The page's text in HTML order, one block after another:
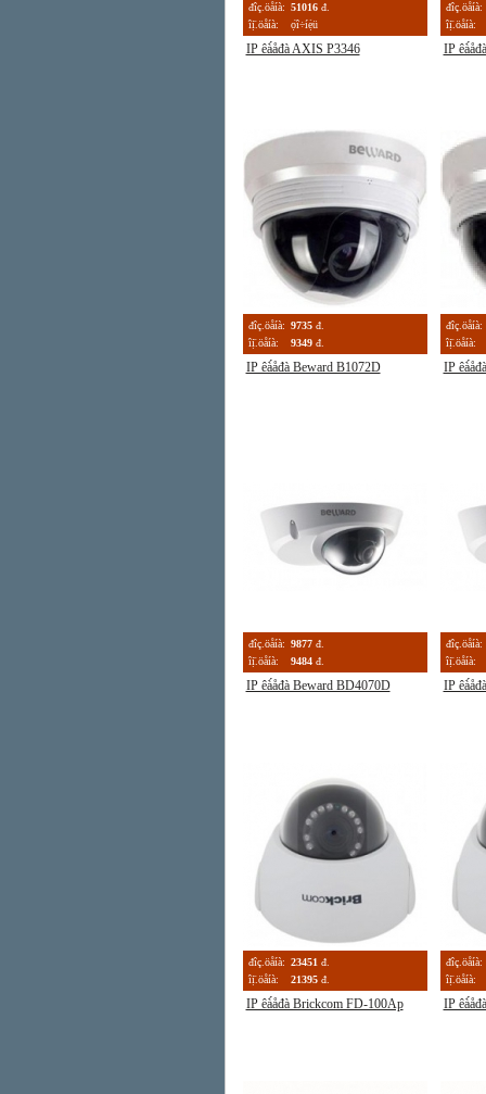
đîç.öåíà: 51016 đ.
îị̈.öåíà:
ọ́î÷íẹ̀ü
IP êà́åđà AXIS P3346
đîç.öåíà:
îị̈.öåíà:
IP
đîç.öåíà: 9735 đ.
îị̈.öåíà:
9349 đ.
IP êà́åđà Beward B1072D
đîç.öåíà:
îị̈.öåíà:
IP
đîç.öåíà: 9877 đ.
îị̈.öåíà:
9484 đ.
IP êà́åđà Beward BD4070D
đîç.öåíà:
îị̈.öåíà:
IP
đîç.öåíà: 23451 đ.
îị̈.öåíà:
21395 đ.
IP êà́åđà Brickcom FD-100Ap
đîç.öåíà:
îị̈.öåíà:
IP